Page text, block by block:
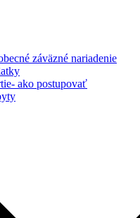
záväzné nariadenie
ako postupovať